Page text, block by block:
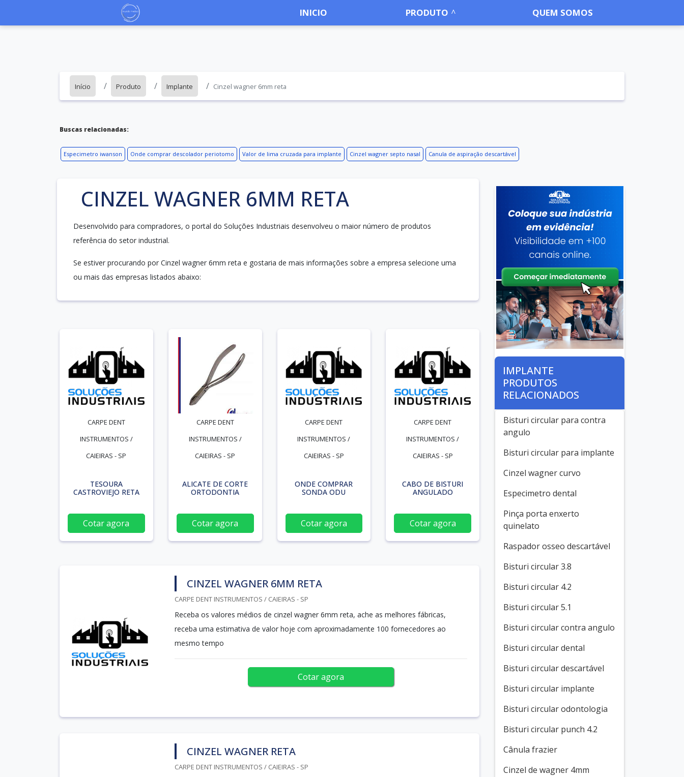
INICIO PRODUTO QUEM SOMOS
Início Produto Implante Cinzel wagner 6mm reta
Buscas relacionadas:
Especimetro iwanson Onde comprar descolador periotomo Valor de lima cruzada para implante Cinzel wagner septo nasal Canula de aspiração descartável
CINZEL WAGNER 6MM RETA
Desenvolvido para compradores, o portal do Soluções Industriais desenvolveu o maior número de produtos
referência do setor industrial.
Se estiver procurando por Cinzel wagner 6mm reta e gostaria de mais informações sobre a empresa selecione uma
ou mais das empresas listados abaixo:
CARPE DENT
INSTRUMENTOS /
CAIEIRAS - SP
TESOURA
CASTROVIEJO RETA
Cotar agora
CARPE DENT
INSTRUMENTOS /
CAIEIRAS - SP
ALICATE DE CORTE
ORTODONTIA
Cotar agora
CARPE DENT
INSTRUMENTOS /
CAIEIRAS - SP
ONDE COMPRAR
SONDA ODU
Cotar agora
CARPE DENT
INSTRUMENTOS /
CAIEIRAS - SP
CABO DE BISTURI
ANGULADO
Cotar agora
CINZEL WAGNER 6MM RETA
CARPE DENT INSTRUMENTOS / CAIEIRAS - SP
Receba os valores médios de cinzel wagner 6mm reta, ache as melhores fábricas,
receba uma estimativa de valor hoje com aproximadamente 100 fornecedores ao
mesmo tempo
Cotar agora
CINZEL WAGNER RETA
CARPE DENT INSTRUMENTOS / CAIEIRAS - SP
IMPLANTE
PRODUTOS
RELACIONADOS
Bisturi circular para contra
angulo
Bisturi circular para implante
Cinzel wagner curvo
Especimetro dental
Pinça porta enxerto
quinelato
Raspador osseo descartável
Bisturi circular 3.8
Bisturi circular 4.2
Bisturi circular 5.1
Bisturi circular contra angulo
Bisturi circular dental
Bisturi circular descartável
Bisturi circular implante
Bisturi circular odontologia
Bisturi circular punch 4.2
Cânula frazier
Cinzel de wagner 4mm